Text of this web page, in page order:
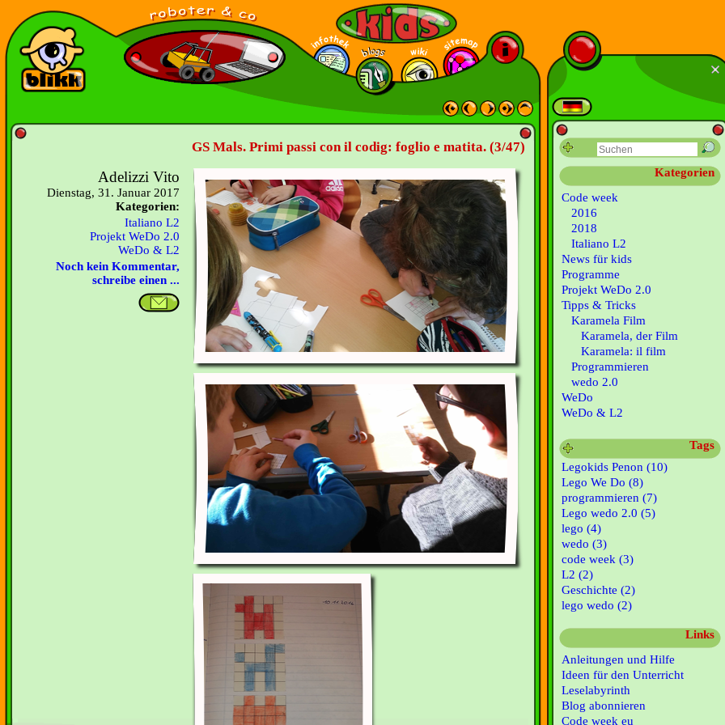
GS Mals. Primi passi con il codig: foglio e matita. (3/47)
Adelizzi Vito
Dienstag, 31. Januar 2017
Kategorien:
Italiano L2
Projekt WeDo 2.0
WeDo & L2
Noch kein Kommentar,
schreibe einen ...
Kategorien
Code week
2016
2018
Italiano L2
News für kids
Programme
Projekt WeDo 2.0
Tipps & Tricks
Karamela Film
Karamela, der Film
Karamela: il film
Programmieren
wedo 2.0
WeDo
WeDo & L2
Tags
Legokids Penon (10)
Lego We Do (8)
programmieren (7)
Lego wedo 2.0 (5)
lego (4)
wedo (3)
code week (3)
L2 (2)
Geschichte (2)
lego wedo (2)
Links
Anleitungen und Hilfe
Ideen für den Unterricht
Leselabyrinth
Blog abonnieren
Code week eu